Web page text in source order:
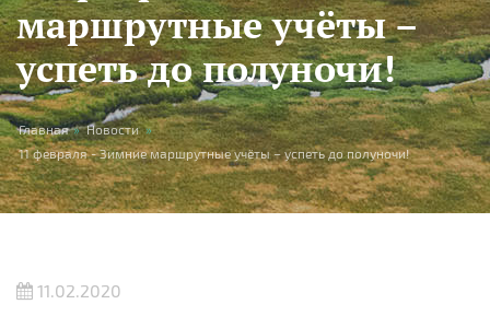
маршрутные учёты –
успеть до полуночи!
Вы здесь
Главная » Новости »
11 февраля - Зимние маршрутные учёты – успеть до полуночи!
11.02.2020